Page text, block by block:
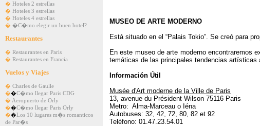
� Hoteles 2 estrellas
� Hoteles 3 estrellas
� Hoteles 4 estrellas
� �C�mo elegir un buen hotel?
Restaurantes
� Restaurantes en Paris
� Restaurantes en Francia
Vuelos y Viajes
� Charles de Gaulle
��C�mo llegar Paris CDG
� Aeropuerto de Orly
��C�mo llegar Paris Orly
��Los 10 lugares m�s romanticos
de Par�s
MUSEO DE ARTE MODERNO
Está situado en el “Palais Tokio”. Se creó para
En este museo de arte moderno encontraremos
temáticas de las principales tendencias artísticas
Información Útil
Musée d'Art moderne de la Ville de Paris
13, avenue du Président Wilson 75116 Paris
Metro: Alma-Marceau o Iéna
Autobuses: 32, 42, 72, 80, 82 et 92
Teléfono: 01.47.23.54.01